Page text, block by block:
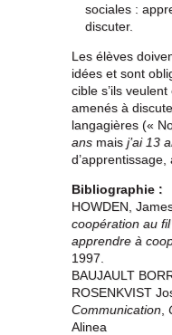
sociales :
discuter.
Les élèves
idées et sont
cible s’ils
amenés à
langagières («
ans mais j’ai 13
d’apprentissage,
Bibliographie :
HOWDEN,
coopération au
apprendre à
1997.
BAUJAULT
ROSENKVIST
Communication
Alinea